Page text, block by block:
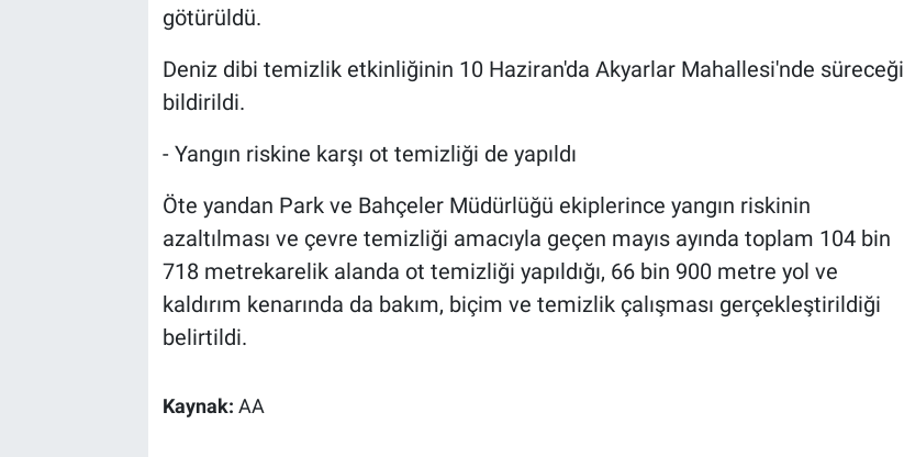
götürüldü.
Deniz dibi temizlik etkinliğinin 10 Haziran'da Akyarlar Mahallesi'nde süreceği
bildirildi.
- Yangın riskine karşı ot temizliği de yapıldı
Öte yandan Park ve Bahçeler Müdürlüğü ekiplerince yangın riskinin
azaltılması ve çevre temizliği amacıyla geçen mayıs ayında toplam 104 bin
718 metrekarelik alanda ot temizliği yapıldığı, 66 bin 900 metre yol ve
kaldırım kenarında da bakım, biçim ve temizlik çalışması gerçekleştirildiği
belirtildi.
Kaynak: AA